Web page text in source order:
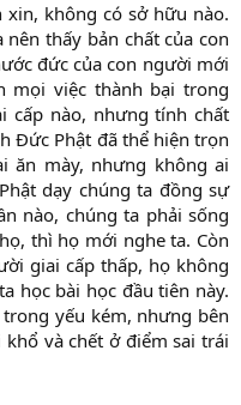
xin, không có sở hữu nào.
thấy bản chất của con
đức của con người mới
mọi việc thành bại trong
cấp nào, nhưng tính chất
Đức Phật đã thể hiện trọn
ăn mày, nhưng không ai
dạy chúng ta đồng sự
nào, chúng ta phải sống
thì họ mới nghe ta. Còn
giai cấp thấp, họ không
học bài học đầu tiên này.
yếu kém, nhưng bên
và chết ở điểm sai trái